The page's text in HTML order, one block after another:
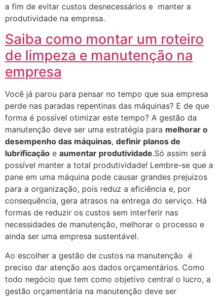
a fim de evitar custos desnecessários e manter a
produtividade na empresa.
Saiba como montar um roteiro
de limpeza e manutenção na
empresa
Você já parou para pensar no tempo que sua empresa
perde nas paradas repentinas das máquinas? E de que
forma é possível otimizar este tempo? A gestão da
manutenção deve ser uma estratégia para melhorar o
desempenho das máquinas, definir planos de
lubrificação e aumentar produtividade.Só assim será
possível manter a total produtividade! Lembre-se que a
pane em uma máquina pode causar grandes prejuízos
para a organização, pois reduz a eficiência e, por
consequência, gera atrasos na entrega do serviço. Há
formas de reduzir os custos sem interferir nas
necessidades de manutenção, melhorar o processo e
ainda ser uma empresa sustentável.
Ao escolher a gestão de custos na manutenção é
preciso dar atenção aos dados orçamentários. Como
todo negócio que tem como objetivo central o lucro, a
gestão orçamentária na manutenção deve ser